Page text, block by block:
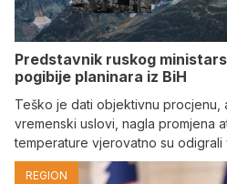
Predstavnik ruskog
pogibije planinara iz BiH
Teško je dati objektivnu procjenu,
vremenski uslovi, nagla promjena
temperature vjerovatno su odigrali
REGION